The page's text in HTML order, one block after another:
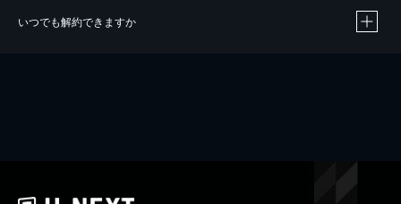
いつでも解約できますか